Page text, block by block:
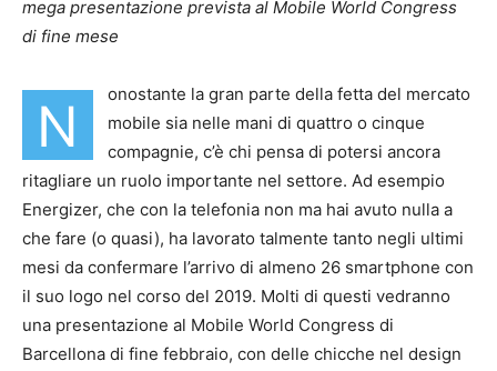
mega presentazione prevista al Mobile World Congress
di fine mese
N
onostante la gran parte della fetta del mercato
mobile sia nelle mani di quattro o cinque
compagnie, c’è chi pensa di potersi ancora
ritagliare un ruolo importante nel settore. Ad esempio
Energizer, che con la telefonia non ma hai avuto nulla a
che fare (o quasi), ha lavorato talmente tanto negli ultimi
mesi da confermare l’arrivo di almeno 26 smartphone con
il suo logo nel corso del 2019. Molti di questi vedranno
una presentazione al Mobile World Congress di
Barcellona di fine febbraio, con delle chicche nel design